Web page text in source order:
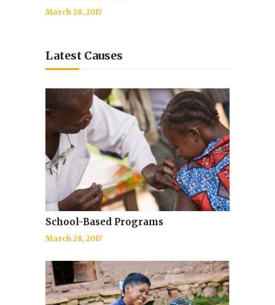
March 28, 2017
Latest Causes
School-Based Programs
March 28, 2017